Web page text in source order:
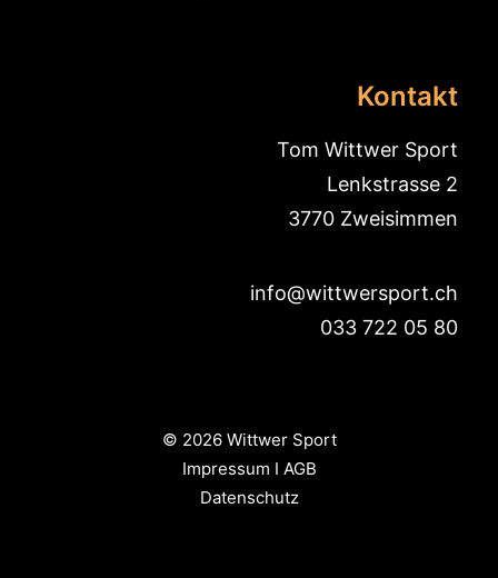
Kontakt
Tom Wittwer Sport
Lenkstrasse 2
3770 Zweisimmen
info@wittwersport.ch
033 722 05 80
© 2026 Wittwer Sport
Impressum I AGB
Datenschutz